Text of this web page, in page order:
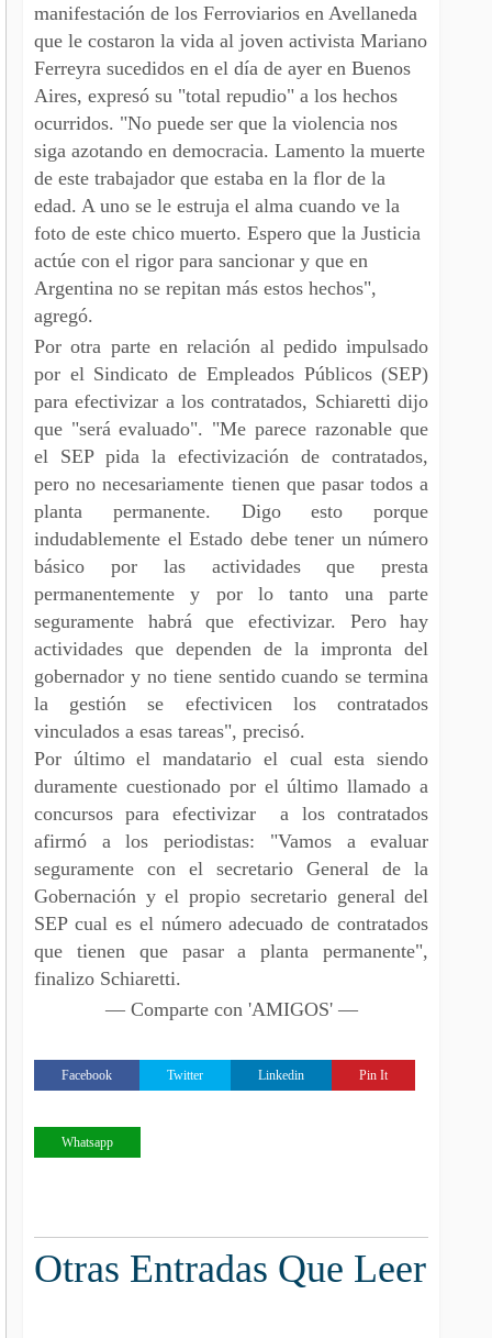
manifestación de los Ferroviarios en Avellaneda
que le costaron la vida al joven activista Mariano
Ferreyra sucedidos en el día de ayer en Buenos
Aires, expresó su "total repudio" a los hechos
ocurridos. "No puede ser que la violencia nos
siga azotando en democracia. Lamento la muerte
de este trabajador que estaba en la flor de la
edad. A uno se le estruja el alma cuando ve la
foto de este chico muerto. Espero que la Justicia
actúe con el rigor para sancionar y que en
Argentina no se repitan más estos hechos",
agregó.
Por otra parte en relación al pedido impulsado
por el Sindicato de Empleados Públicos (SEP)
para efectivizar a los contratados, Schiaretti dijo
que "será evaluado". "Me parece razonable que
el SEP pida la efectivización de contratados,
pero no necesariamente tienen que pasar todos a
planta permanente. Digo esto porque
indudablemente el Estado debe tener un número
básico por las actividades que presta
permanentemente y por lo tanto una parte
seguramente habrá que efectivizar. Pero hay
actividades que dependen de la impronta del
gobernador y no tiene sentido cuando se termina
la gestión se efectivicen los contratados
vinculados a esas tareas", precisó.
Por último el mandatario el cual esta siendo
duramente cuestionado por el último llamado a
concursos para efectivizar a los contratados
afirmó a los periodistas: "Vamos a evaluar
seguramente con el secretario General de la
Gobernación y el propio secretario general del
SEP cual es el número adecuado de contratados
que tienen que pasar a planta permanente",
finalizo Schiaretti.
— Comparte con 'AMIGOS' —
Facebook Twitter Linkedin Pin It
Whatsapp
Otras Entradas Que Leer